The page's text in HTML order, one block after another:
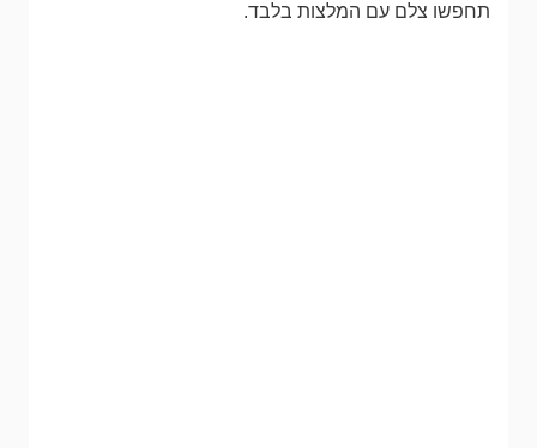
תחפשו צלם עם המלצות בלבד.